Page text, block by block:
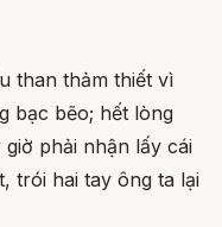
than thảm thiết vì
bạc bẽo; hết lòng
phải nhận lấy cái
trói hai tay ông ta lại